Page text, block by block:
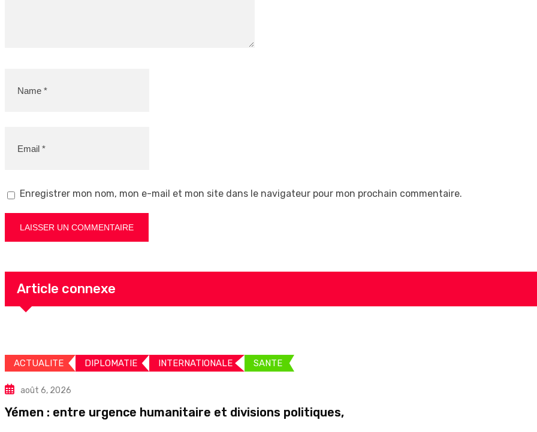
Enregistrer mon nom, mon e-mail et mon site dans le navigateur pour mon prochain commentaire.
Article connexe
ACTUALITE DIPLOMATIE INTERNATIONALE SANTE
août 6, 2026
Yémen : entre urgence humanitaire et divisions politiques,